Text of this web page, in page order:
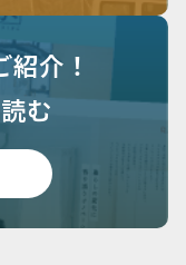
紹介！
む